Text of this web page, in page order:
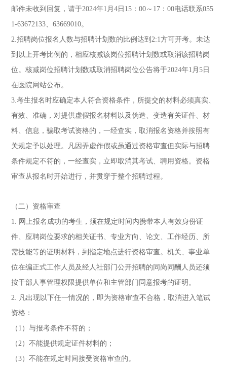
邮件未收到回复，请于2024年1月4日15：00～17：00电话联系055
1-63672133、63669010。
2.招聘岗位报名人数与招聘计划数的比例达到2:1方可开考。未达
到以上开考比例的，相应核减该岗位招聘计划数或取消该招聘岗
位。核减岗位招聘计划数或取消招聘岗位公告将于2024年1月5日
在医院网站公布。
3.考生报名时应确定本人符合资格条件，所提交的材料必须真实、
有效、准确，对提供虚假报名材料以及伪造、变造有关证件、材
料、信息，骗取考试资格的，一经查实，取消报名资格并按照有
关规定予以处理。凡因弄虚作假或虽通过资格审查但实际与招聘
条件规定不符的，一经查实，立即取消其考试、聘用资格。资格
审查从报名时开始进行，并贯穿于整个招聘过程。
（二）资格审查
1. 网上报名成功的考生，须在规定时间内携带本人有效身份证
件、应聘岗位要求的相关证书、专业方向、论文、工作经历、所
需技能等的证明材料，到指定地点进行资格审查。机关、事业单
位在编正式工作人员及经人社部门公开招聘的同岗同酬人员还须
按干部人事管理权限提供单位和主管部门同意报考的证明。
2. 凡出现以下任一情况的，即为资格审查不合格，取消进入笔试
资格：
（1）与报考条件不符的；
（2）不能提供规定证件材料的；
（3）不能在规定时间接受资格审查的。